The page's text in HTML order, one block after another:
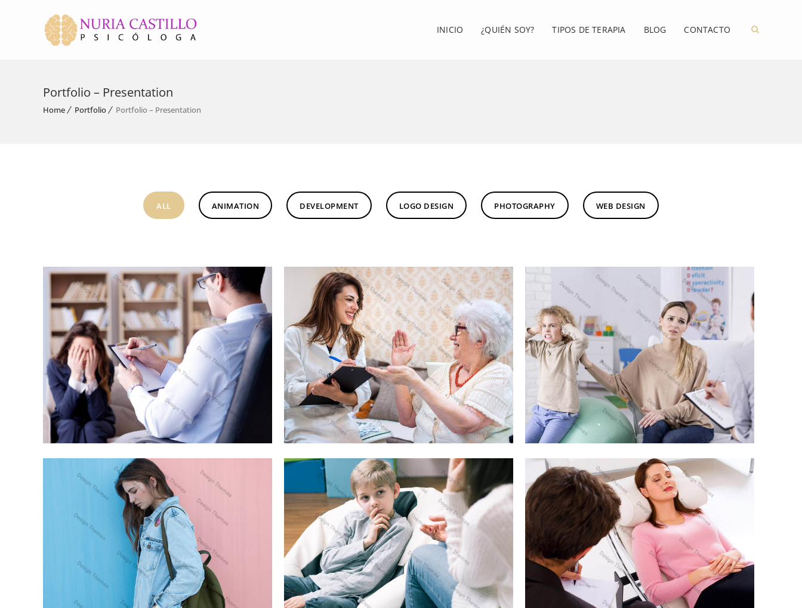
INICIO ¿QUIÉN SOY? TIPOS DE TERAPIA BLOG CONTACTO
Portfolio – Presentation
Home Portfolio Portfolio – Presentation
ALL ANIMATION DEVELOPMENT LOGO DESIGN PHOTOGRAPHY WEB DESIGN
CRAS TRISTIQUE PURUS NON LACUS
ANIMATION
DUIS FERMENTUM FELIS
WEB DESIGN
QUISQUE ID MAXIMUS LEO
DEVELOPMENT